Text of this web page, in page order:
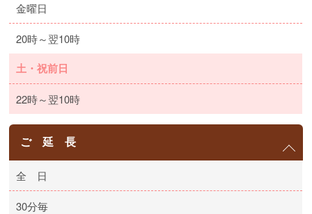
金曜日
20時～翌10時
土・祝前日
22時～翌10時
ご 延 長
全 日
30分毎